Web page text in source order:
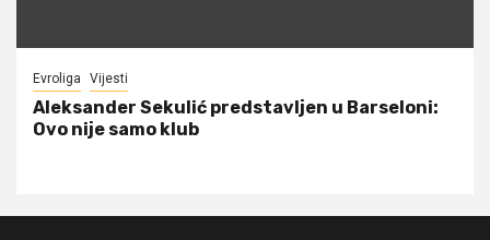
Evroliga Vijesti
Aleksander Sekulić predstavljen u Barseloni:
Ovo nije samo klub